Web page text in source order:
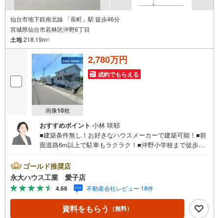
仙台市地下鉄南北線 「長町」駅 徒歩46分
宮城県仙台市若林区沖野6丁目
土地218.19m2
画像10枚
2,780万円
成約でもらえる
おすすめポイント 小林 咲耶
■建築条件無し！お好きなハウスメーカーで建築可能！■前
面道路6m以上で駐車もラクラク！■沖野小学校まで徒歩約5
多数店舗で展開中！こちらでは当社の強みを大きく2つに分
けてご紹介！1.＜豊富な不動産知識＞戸建・マンション・
土地...と種別を問わず不動産を取り扱っております。更に
教育施設や商業施設、子育て環境や行政などの地域情報を
総合し、お客様により良い物件選びをして頂けるよう、し
っかりとサポートさせて頂きます。2.＜経験豊富なスタッ
ゴールド推奨店
永大ハウス工業 愛子店
4.66 不動産会社レビュー 18件
資料をもらう （無料）